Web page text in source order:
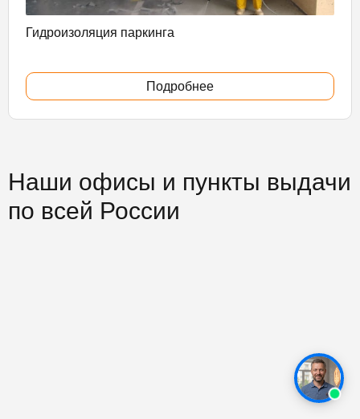
Гидроизоляция паркинга
Подробнее
Наши офисы и пункты выдачи
по всей России